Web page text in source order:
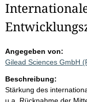
Angegeben von:
Gilead Sciences GmbH
Beschreibung:
Stärkung des